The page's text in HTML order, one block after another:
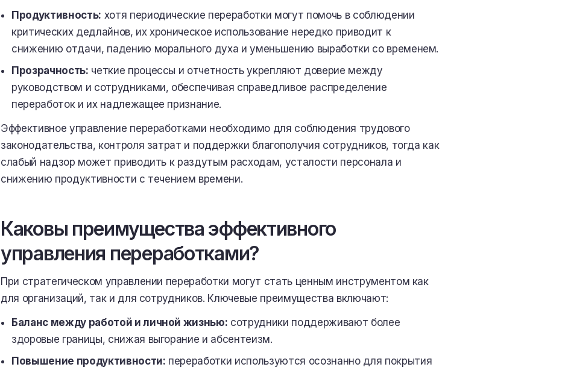
Продуктивность: хотя периодические переработки могут помочь в соблюдении
критических дедлайнов, их хроническое использование нередко приводит к
снижению отдачи, падению морального духа и уменьшению выработки со временем.
Прозрачность: четкие процессы и отчетность укрепляют доверие между
руководством и сотрудниками, обеспечивая справедливое распределение
переработок и их надлежащее признание.
Эффективное управление переработками необходимо для соблюдения трудового
законодательства, контроля затрат и поддержки благополучия сотрудников, тогда как
слабый надзор может приводить к раздутым расходам, усталости персонала и
снижению продуктивности с течением времени.
Каковы преимущества эффективного
управления переработками?
При стратегическом управлении переработки могут стать ценным инструментом как
для организаций, так и для сотрудников. Ключевые преимущества включают:
Баланс между работой и личной жизнью: сотрудники поддерживают более
здоровые границы, снижая выгорание и абсентеизм.
Повышение продуктивности: переработки используются осознанно для покрытия